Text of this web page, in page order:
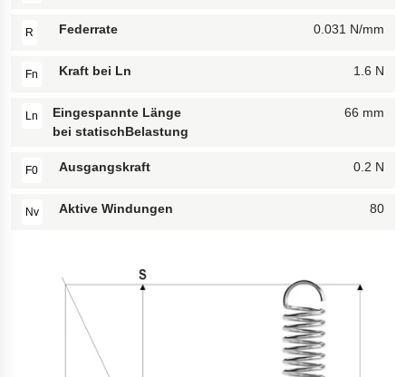
R Federrate 0.031 N/mm
Fn Kraft bei Ln 1.6 N
Ln
Eingespannte Länge
bei statischBelastung
66 mm
F0 Ausgangskraft 0.2 N
Nv Aktive Windungen 80